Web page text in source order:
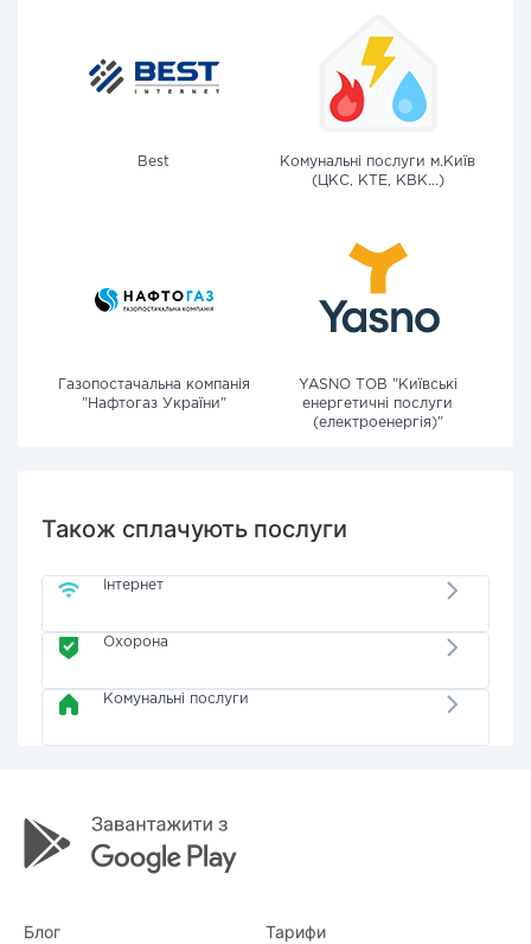
Best
Комунальні послуги м.Київ
(ЦКС, КТЕ, КВК...)
Газопостачальна компанія
"Нафтогаз України"
YASNO ТОВ "Київські
енергетичні послуги
(електроенергія)"
Також сплачують послуги
Інтернет
Охорона
Комунальні послуги
Блог Тарифи